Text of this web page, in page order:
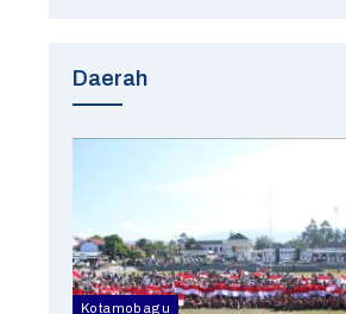
Daerah
Kotamobagu